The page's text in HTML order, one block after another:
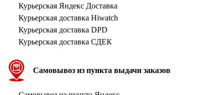
Курьерская Яндекс Доставка
Курьерская доставка Hiwatch
Курьерская доставка DPD
Курьерская доставка СДЕК
Самовывоз из пункта выдачи заказов